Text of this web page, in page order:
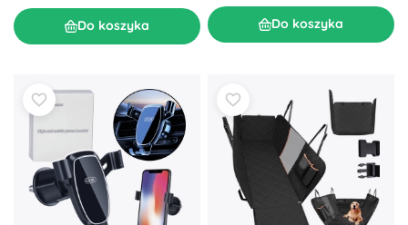
Do koszyka Do koszyka